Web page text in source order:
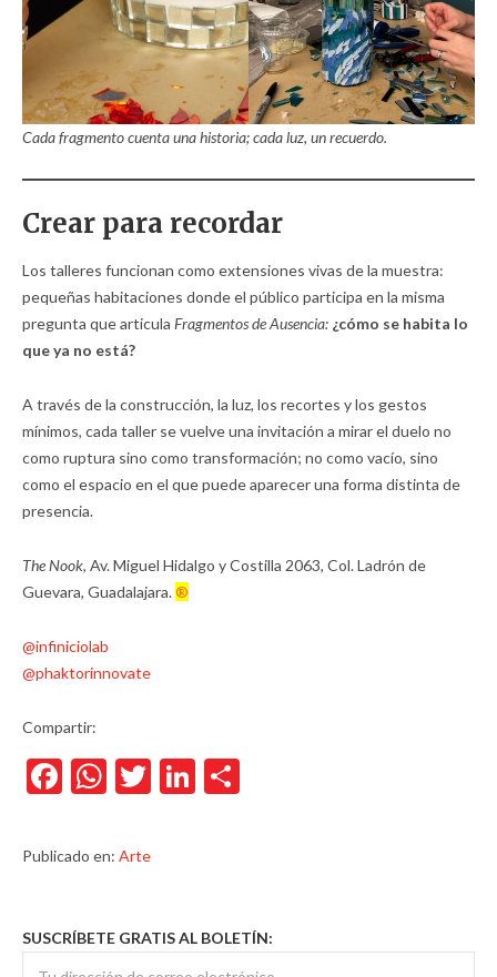
Cada fragmento cuenta una historia; cada luz, un recuerdo.
Crear para recordar
Los talleres funcionan como extensiones vivas de la muestra:
pequeñas habitaciones donde el público participa en la misma
pregunta que articula Fragmentos de Ausencia: ¿cómo se habita lo
que ya no está?
A través de la construcción, la luz, los recortes y los gestos
mínimos, cada taller se vuelve una invitación a mirar el duelo no
como ruptura sino como transformación; no como vacío, sino
como el espacio en el que puede aparecer una forma distinta de
presencia.
The Nook, Av. Miguel Hidalgo y Costilla 2063, Col. Ladrón de
Guevara, Guadalajara.®
@infiniciolab
@phaktorinnovate
Compartir:
Facebook
WhatsApp
TwitterLinkedIn
Publicado en: Arte
SUSCRÍBETE GRATIS AL BOLETÍN: